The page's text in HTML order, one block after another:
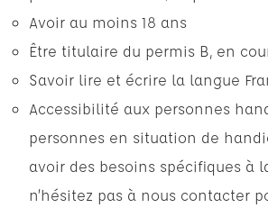
Avoir au moins 18 ans
Être titulaire du permis B, en
Savoir lire et écrire la langue
Accessibilité aux personnes
personnes en situation de
avoir des besoins spécifiques à
n’hésitez pas à nous contacter